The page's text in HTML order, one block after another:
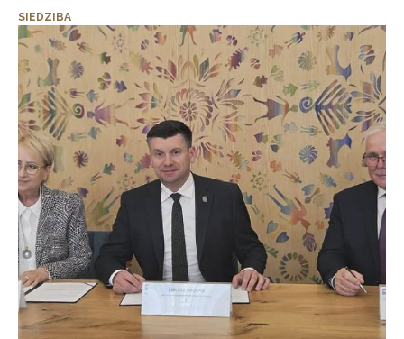
SIEDZIBA